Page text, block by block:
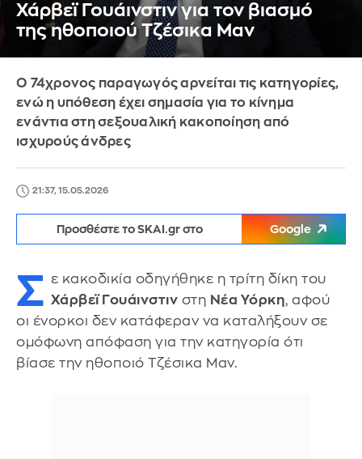
Χάρβεϊ Γουάινστιν για τον βιασμό
της ηθοποιού Τζέσικα Μαν
Ο 74χρονος παραγωγός αρνείται τις κατηγορίες,
ενώ η υπόθεση έχει σημασία για το κίνημα
ενάντια στη σεξουαλική κακοποίηση από
ισχυρούς άνδρες
21:37, 15.05.2026
Προσθέστε το SKAI.gr στο Google
Σ ε κακοδικία οδηγήθηκε η τρίτη δίκη του
Χάρβεϊ Γουάινστιν στη Νέα Υόρκη, αφού
οι ένορκοι δεν κατάφεραν να καταλήξουν σε
ομόφωνη απόφαση για την κατηγορία ότι
βίασε την ηθοποιό Τζέσικα Μαν.